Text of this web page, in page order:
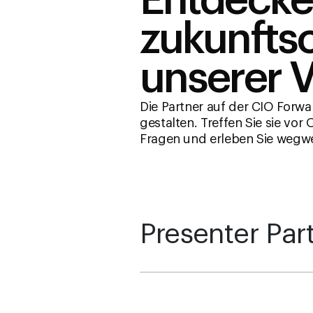
unserer
Die Partner auf der CIO
gestalten. Treffen Sie sie vor
Fragen und erleben Sie
Presenter